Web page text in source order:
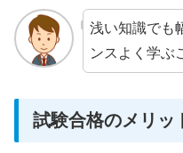
浅い知識でも
ンスよく学ぶ
試験合格のメリッ